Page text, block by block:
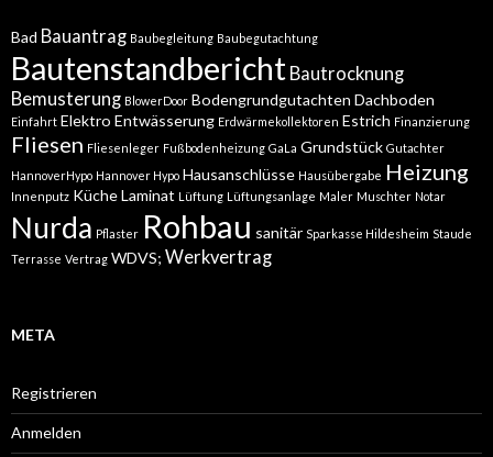
Bad Bauantrag Baubegleitung Baubegutachtung
Bautenstandbericht Bautrocknung
Bemusterung BlowerDoor Bodengrundgutachten Dachboden
Einfahrt Elektro Entwässerung Erdwärmekollektoren Estrich Finanzierung
Fliesen Fliesenleger Fußbodenheizung GaLa Grundstück Gutachter
HannoverHypo Hannover Hypo Hausanschlüsse Hausübergabe Heizung
Innenputz KücheLaminat Lüftung Lüftungsanlage Maler Muschter Notar
Nurda Pflaster Rohbau sanitär Sparkasse Hildesheim Staude
Terrasse Vertrag WDVS; Werkvertrag
META
Registrieren
Anmelden